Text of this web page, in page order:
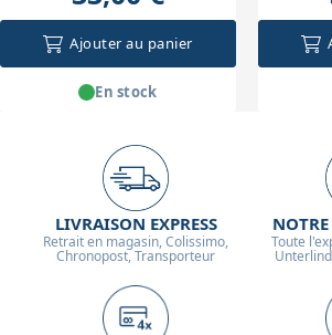
Ajouter au panier
En stock
LIVRAISON EXPRESS
Retrait en magasin, Colissimo,
Chronopost, Transporteur
Toute